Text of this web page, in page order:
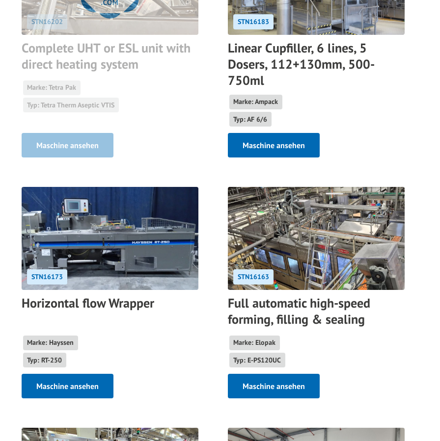
STN16202
Complete UHT or ESL unit with
direct heating system
Marke: Tetra Pak
Typ: Tetra Therm Aseptic VTIS
Maschine ansehen
STN16183
Linear Cupfiller, 6 lines, 5
Dosers, 112+130mm, 500-
750ml
Marke: Ampack
Typ: AF 6/6
Maschine ansehen
STN16173
Horizontal flow Wrapper
Marke: Hayssen
Typ: RT-250
Maschine ansehen
STN16163
Full automatic high-speed
forming, filling & sealing
Marke: Elopak
Typ: E-PS120UC
Maschine ansehen